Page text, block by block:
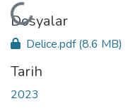
Yükleniyor...
Dosyalar
Delice.pdf(8.6 MB)
Tarih
2023